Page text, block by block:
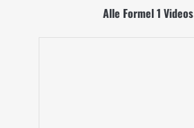
Alle Formel 1 Videos